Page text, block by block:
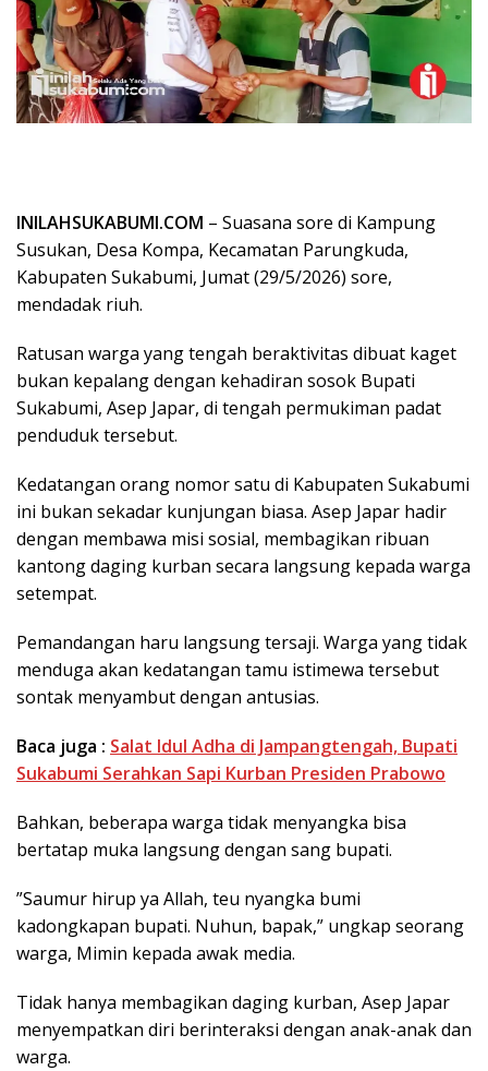
INILAHSUKABUMI.COM – Suasana sore di Kampung
Susukan, Desa Kompa, Kecamatan Parungkuda,
Kabupaten Sukabumi, Jumat (29/5/2026) sore,
mendadak riuh.
Ratusan warga yang tengah beraktivitas dibuat kaget
bukan kepalang dengan kehadiran sosok Bupati
Sukabumi, Asep Japar, di tengah permukiman padat
penduduk tersebut.
​Kedatangan orang nomor satu di Kabupaten Sukabumi
ini bukan sekadar kunjungan biasa. Asep Japar hadir
dengan membawa misi sosial, membagikan ribuan
kantong daging kurban secara langsung kepada warga
setempat.
​Pemandangan haru langsung tersaji. Warga yang tidak
menduga akan kedatangan tamu istimewa tersebut
sontak menyambut dengan antusias.
Baca juga : Salat Idul Adha di Jampangtengah, Bupati
Sukabumi Serahkan Sapi Kurban Presiden Prabowo
Bahkan, beberapa warga tidak menyangka bisa
bertatap muka langsung dengan sang bupati.
​”Saumur hirup ya Allah, teu nyangka bumi
kadongkapan bupati. Nuhun, bapak,” ungkap seorang
warga, Mimin kepada awak media.
​Tidak hanya membagikan daging kurban, Asep Japar
menyempatkan diri berinteraksi dengan anak-anak dan
warga.